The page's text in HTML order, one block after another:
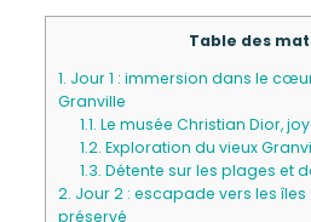
Table des
1. Jour 1 : immersion dans le
Granville
1.1. Le musée Christian Dior,
1.2. Exploration du vieux
1.3. Détente sur les plages et
2. Jour 2 : escapade vers les
préservé